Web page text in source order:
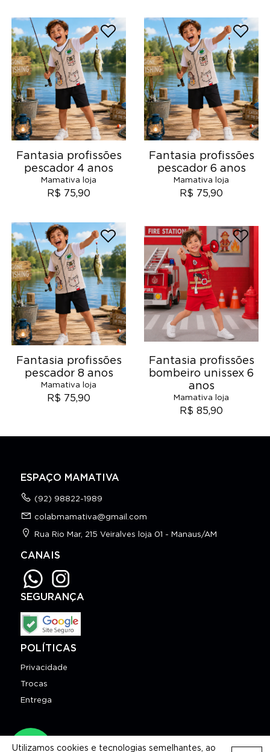
Utilizamos cookies e tecnologias semelhantes, ao
Fantasia profissões
pescador 4 anos
Mamativa loja
R$ 75,90
Fantasia profissões
pescador 6 anos
Mamativa loja
R$ 75,90
Fantasia profissões
pescador 8 anos
Mamativa loja
R$ 75,90
Fantasia profissões
bombeiro unissex 6
anos
Mamativa loja
R$ 85,90
ESPAÇO MAMATIVA
(92) 98822-1989
colabmamativa@gmail.com
Rua Rio Mar, 215 Veiralves loja 01 - Manaus/AM
CANAIS
SEGURANÇA
POLÍTICAS
Privacidade
Trocas
Entrega
Copyright © 2026 Espaço Mamativa